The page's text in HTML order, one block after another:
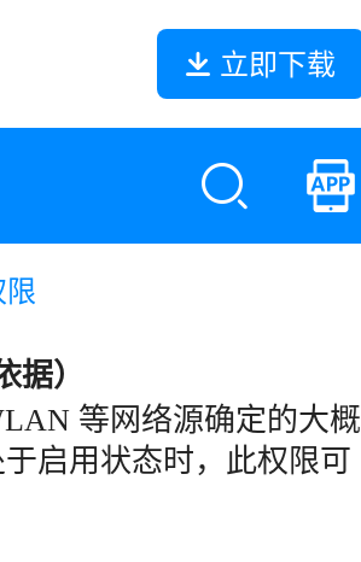
立即下载
限
）
等网络源确定的大概
启用状态时，此权限可